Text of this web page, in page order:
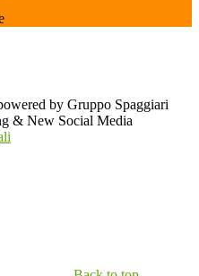
by Gruppo Spaggiari
& New Social Media